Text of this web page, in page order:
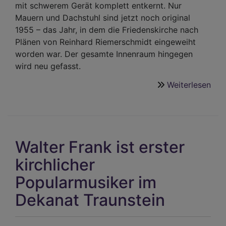
mit schwerem Gerät komplett entkernt. Nur
Mauern und Dachstuhl sind jetzt noch original
1955 – das Jahr, in dem die Friedenskirche nach
Plänen von Reinhard Riemerschmidt eingeweiht
worden war. Der gesamte Innenraum hingegen
wird neu gefasst.
Weiterlesen
Walter Frank ist erster
kirchlicher
Popularmusiker im
Dekanat Traunstein